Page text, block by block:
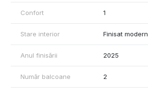
Confort 1
Stare interior Finisat modern
Anul finisării 2025
Număr balcoane 2